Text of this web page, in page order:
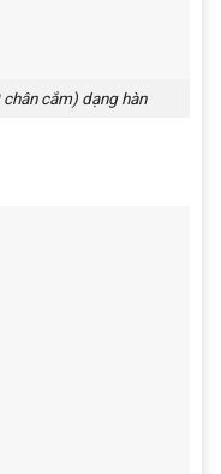
cắm) dạng hàn